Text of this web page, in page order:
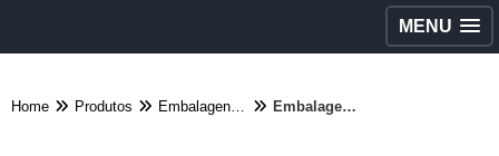
MENU
Home Produtos Embalagens diversas - Categoria Embalagens caixas para cosméticos Campo Limpo